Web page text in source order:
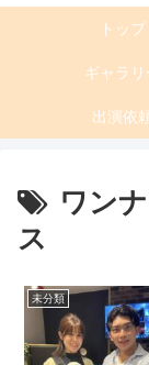
トップ
ギャラリ
出演依
ワン
ス
未分類